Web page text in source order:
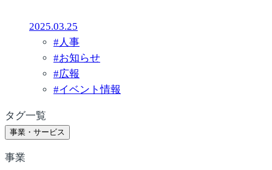
2025.03.25
#人事
#お知らせ
#広報
#イベント情報
タグ一覧
事業・サービス
事業